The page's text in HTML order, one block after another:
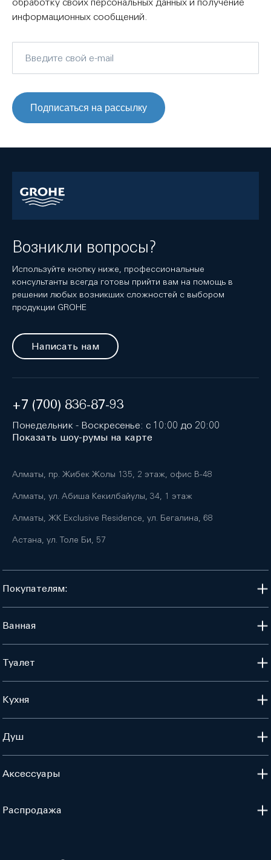
информационных сообщений.
Подписаться на рассылку
Возникли вопросы?
Используйте кнопку ниже, профессиональные
консультанты всегда готовы прийти вам на помощь в
решении любых возникших сложностей с выбором
продукции GROHE
Написать нам
+7 (700) 836-87-93
Понедельник - Воскресенье: с 10:00 до 20:00
Показать шоу-румы на карте
Алматы, пр. Жибек Жолы 135, 2 этаж, офис B-48
Алматы, ул. Абиша Кекилбайулы, 34, 1 этаж
Алматы, ЖК Exclusive Residence, ул. Бегалина, 68
Астана, ул. Толе Би, 57
Покупателям:
Ванная
Туалет
Кухня
Душ
Аксессуары
Распродажа